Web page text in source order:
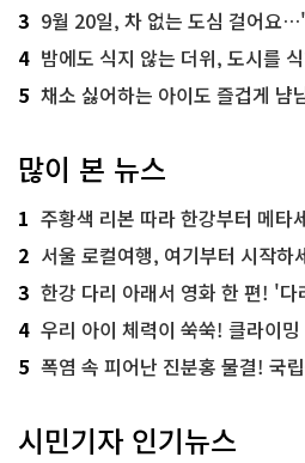
3 9월 20일, 차 없는 도심 걸어요…'서울
4 밤에도 식지 않는 더위, 도시를
5 채소 싫어하는 아이도 즐겁게 냠냠! '찾
많이 본 뉴스
1 주황색 리본 따라 한강부터 메타세쿼이
2 서울 로컬여행, 여기부터 시작
3 한강 다리 아래서 영화 한 편! '
4 우리 아이 체력이 쑥쑥! 클라이
5 폭염 속 피어난 진분홍 물결! 국
시민기자 인기뉴스